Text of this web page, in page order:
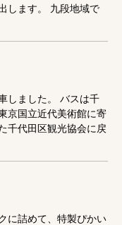
します。 九段地域で
しました。 バスは千
京国立近代美術館に寄
千代田区観光協会に戻
に詰めて、特製ぴかい